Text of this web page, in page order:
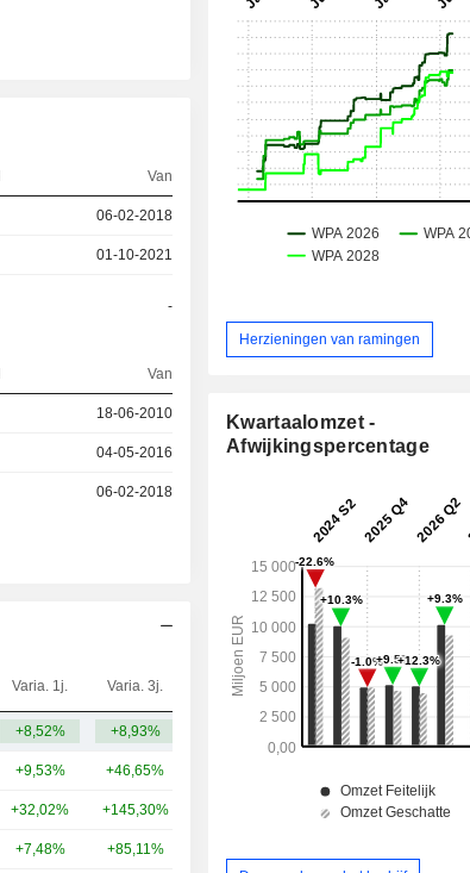
Van
06-02-2018
01-10-2021
-
Van
18-06-2010
04-05-2016
06-02-2018
Varia. 1j. Varia. 3j. Kap.($)
+8,52% +8,93%
+9,53% +46,65%
+32,02% +145,30%
+7,48% +85,11%
Herzieningen van ramingen
Kwartaalomzet -
Afwijkingspercentage